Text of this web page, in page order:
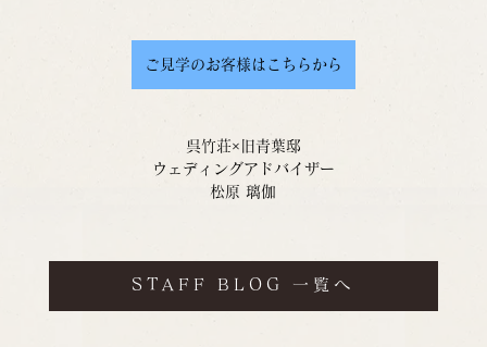
ご見学のお客様はこちらから
呉竹荘×旧青葉邸
ウェディングアドバイザー
松原 璃伽
STAFF BLOG 一覧へ